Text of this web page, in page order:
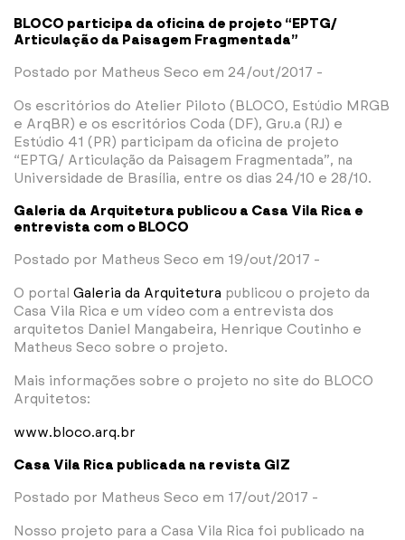
BLOCO participa da oficina de projeto “EPTG/
Articulação da Paisagem Fragmentada”
Postado por Matheus Seco em 24/out/2017 -
Os escritórios do Atelier Piloto (BLOCO, Estúdio MRGB
e ArqBR) e os escritórios Coda (DF), Gru.a (RJ) e
Estúdio 41 (PR) participam da oficina de projeto
“EPTG/ Articulação da Paisagem Fragmentada”, na
Universidade de Brasília, entre os dias 24/10 e 28/10.
Galeria da Arquitetura publicou a Casa Vila Rica e
entrevista com o BLOCO
Postado por Matheus Seco em 19/out/2017 -
O portal Galeria da Arquitetura publicou o projeto da
Casa Vila Rica e um vídeo com a entrevista dos
arquitetos Daniel Mangabeira, Henrique Coutinho e
Matheus Seco sobre o projeto.
Mais informações sobre o projeto no site do BLOCO
Arquitetos:
www.bloco.arq.br
Casa Vila Rica publicada na revista GIZ
Postado por Matheus Seco em 17/out/2017 -
Nosso projeto para a Casa Vila Rica foi publicado na